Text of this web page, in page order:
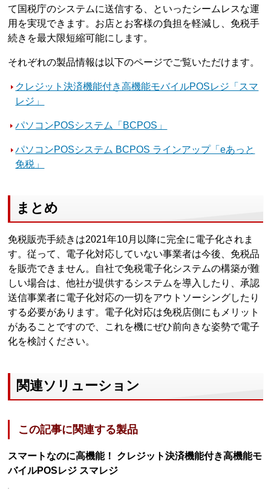
て国税庁のシステムに送信する、といったシームレスな運
用を実現できます。お店とお客様の負担を軽減し、免税手
続きを最大限短縮可能にします。
それぞれの製品情報は以下のページでご覧いただけます。
クレジット決済機能付き高機能モバイルPOSレジ「スマ
レジ」
パソコンPOSシステム「BCPOS」
パソコンPOSシステム BCPOS ラインアップ「eあっと
免税」
まとめ
免税販売手続きは2021年10月以降に完全に電子化されま
す。従って、電子化対応していない事業者は今後、免税品
を販売できません。自社で免税電子化システムの構築が難
しい場合は、他社が提供するシステムを導入したり、承認
送信事業者に電子化対応の一切をアウトソーシングしたり
する必要があります。電子化対応は免税店側にもメリット
があることですので、これを機にぜひ前向きな姿勢で電子
化を検討ください。
関連ソリューション
この記事に関連する製品
スマートなのに高機能！ クレジット決済機能付き高機能モ
バイルPOSレジ スマレジ